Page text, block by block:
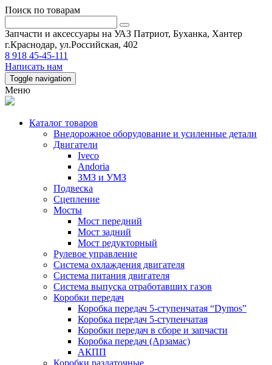
Поиск по товарам
Запчасти и аксессуары на УАЗ Патриот, Буханка, Хантер
г.Краснодар, ул.Российская, 402
8 918 45-45-111
Написать нам
Toggle navigation
Меню
Каталог товаров
Внедорожное оборудование и усиленные детали
Двигатели
Iveco
Andoria
ЗМЗ и УМЗ
Подвеска
Сцепление
Мосты
Мост передний
Мост задний
Мост редукторный
Рулевое управление
Система охлаждения двигателя
Система питания двигателя
Система выпуска отработавших газов
Коробки передач
Коробка передач 5-ступенчатая “Dymos”
Коробка передач 5-ступенчатая
Коробки передач в сборе и запчасти
Коробка передач (Арзамас)
АКПП
Коробки раздаточные